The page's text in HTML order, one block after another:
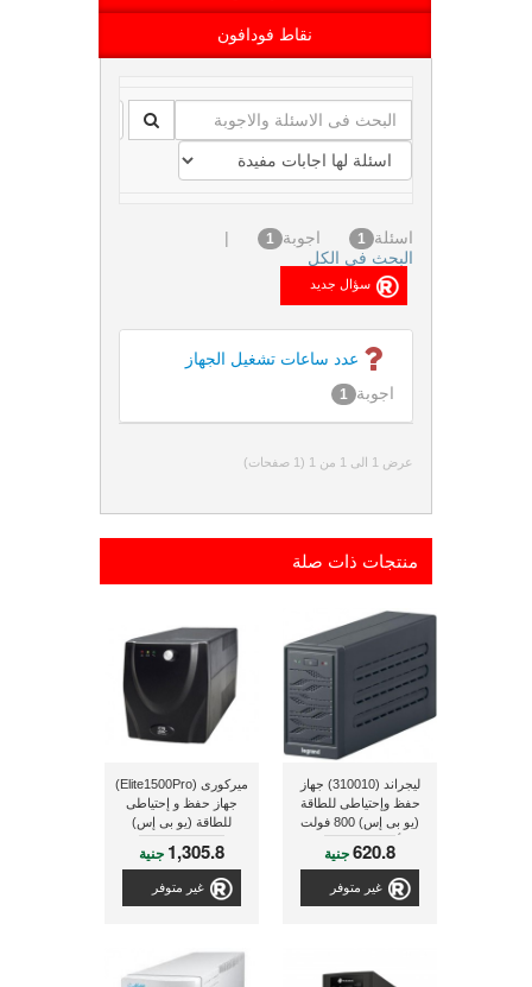
نقاط فودافون
اسئلة 1 اجوبة 1
|
البحث فى الكل
عدد ساعات تشغيل الجهاز
اجوبة 1
عرض 1 الى 1 من 1 (1 صفحات)
منتجات ذات صلة
ليجراند (310010) جهاز
حفظ وإحتياطى للطاقة
(يو بى إس) 800 فولت
أمبير / 400 وات
620.8جنية
غير متوفر
ميركورى (Elite1500Pro)
جهاز حفظ و إحتياطى
للطاقة (يو بى إس)
1,305.8 جنية
غير متوفر